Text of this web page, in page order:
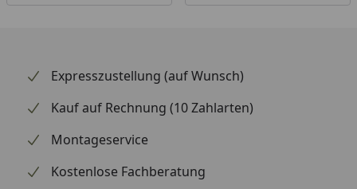
Expresszustellung (auf Wunsch)
Kauf auf Rechnung (10 Zahlarten)
Montageservice
Kostenlose Fachberatung